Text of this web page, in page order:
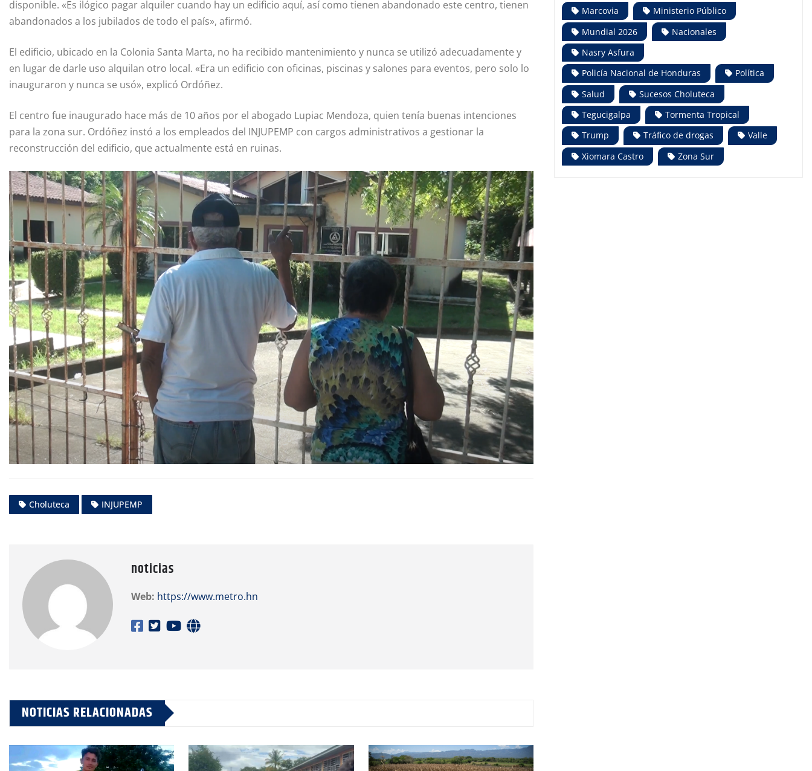
disponible. «Es ilógico pagar alquiler cuando hay un edificio aquí, así como tienen abandonado este centro, tienen
abandonados a los jubilados de todo el país», afirmó.
El edificio, ubicado en la Colonia Santa Marta, no ha recibido mantenimiento y nunca se utilizó adecuadamente y
en lugar de darle uso alquilan otro local. «Era un edificio con oficinas, piscinas y salones para eventos, pero solo lo
inauguraron y nunca se usó», explicó Ordóñez.
El centro fue inaugurado hace más de 10 años por el abogado Lupiac Mendoza, quien tenía buenas intenciones
para la zona sur. Ordóñez instó a los empleados del INJUPEMP con cargos administrativos a gestionar la
reconstrucción del edificio, que actualmente está en ruinas.
Choluteca INJUPEMP
noticias
Web: https://www.metro.hn
NOTICIAS RELACIONADAS
Marcovia
Ministerio Público
Mundial 2026
Nacionales
Nasry Asfura
Policía Nacional de Honduras
Política
Salud
Sucesos Choluteca
Tegucigalpa
Tormenta Tropical
Trump
Tráfico de drogas
Valle
Xiomara Castro
Zona Sur